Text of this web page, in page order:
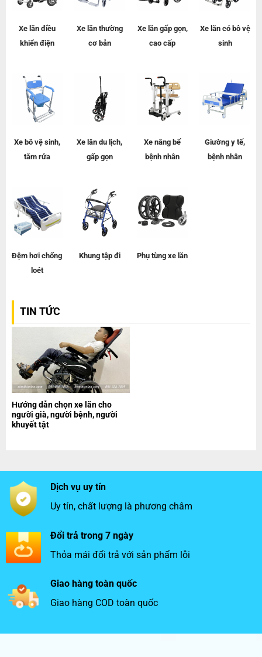
Xe lăn điều
khiển điện
Xe lăn thường
cơ bản
Xe lăn gấp gọn,
cao cấp
Xe lăn có bô vệ
sinh
Xe bô vệ sinh,
tắm rửa
Xe lăn du lịch,
gấp gọn
Xe nâng bế
bệnh nhân
Giường y tế,
bệnh nhân
Đệm hơi chống
loét
Khung tập đi Phụ tùng xe lăn
TIN TỨC
Hướng dẫn chọn xe lăn cho
người già, người bệnh, người
khuyết tật
Dịch vụ uy tín
Uy tín, chất lượng là phương châm
Đổi trả trong 7 ngày
Thỏa mái đổi trả với sản phẩm lỗi
Giao hàng toàn quốc
Giao hàng COD toàn quốc